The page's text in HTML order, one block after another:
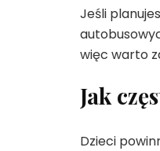
Jeśli
więc warto
Jak
Dzieci